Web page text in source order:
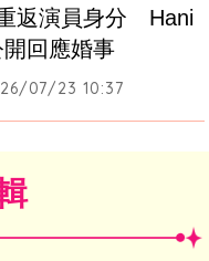
返演員身分　Hani
回應婚事
07/23 10:37